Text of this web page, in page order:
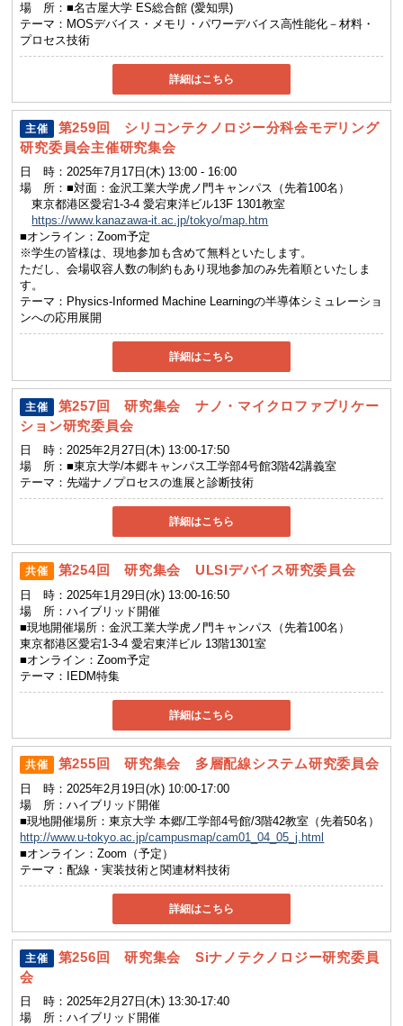
場 所：■名古屋大学 ES総合館 (愛知県)
テーマ： MOSデバイス・メモリ・パワーデバイス高性能化－材料・
プロセス技術
詳細はこちら
主催
第259回 シリコンテクノロジー分科会モデリング
研究委員会主催研究集会
日 時：2025年7月17日(木) 13:00 - 16:00
場 所：■対面：金沢工業大学虎ノ門キャンパス（先着100名）
東京都港区愛宕1-3-4 愛宕東洋ビル13F 1301教室
https://www.kanazawa-it.ac.jp/tokyo/map.htm
■オンライン：Zoom予定
※学生の皆様は、現地参加も含めて無料といたします。
ただし、会場収容人数の制約もあり現地参加のみ先着順といたしま
す。
テーマ： Physics-Informed Machine Learningの半導体シミュレーショ
ンへの応用展開
詳細はこちら
主催
第257回 研究集会 ナノ・マイクロファブリケー
ション研究委員会
日 時： 2025年2月27日(木) 13:00-17:50
場 所：■東京大学/本郷キャンパス工学部4号館3階42講義室
テーマ：先端ナノプロセスの進展と診断技術
詳細はこちら
共催 第254回 研究集会 ULSIデバイス研究委員会
日 時： 2025年1月29日(水) 13:00-16:50
場 所：ハイブリッド開催
■現地開催場所：金沢工業大学虎ノ門キャンパス（先着100名）
東京都港区愛宕1-3-4 愛宕東洋ビル 13階1301室
■オンライン：Zoom予定
テーマ： IEDM特集
詳細はこちら
共催 第255回 研究集会 多層配線システム研究委員会
日 時： 2025年2月19日(水) 10:00-17:00
場 所：ハイブリッド開催
■現地開催場所：東京大学 本郷/工学部4号館/3階42教室（先着50名）
http://www.u-tokyo.ac.jp/campusmap/cam01_04_05_j.html
■オンライン：Zoom（予定）
テーマ：配線・実装技術と関連材料技術
詳細はこちら
主催
第256回 研究集会 Siナノテクノロジー研究委員
会
日 時： 2025年2月27日(木) 13:30-17:40
場 所：ハイブリッド開催